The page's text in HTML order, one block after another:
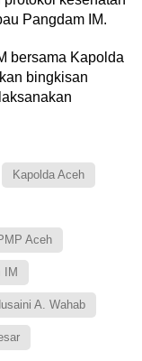
Pangdam IM.
bersama Kapolda
bingkisan
Kapolda Aceh
Aceh
IM
A. Wahab